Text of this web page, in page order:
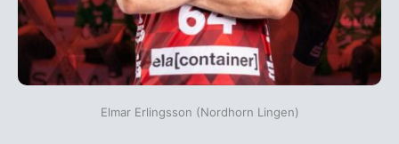
Elmar Erlingsson (Nordhorn Lingen)